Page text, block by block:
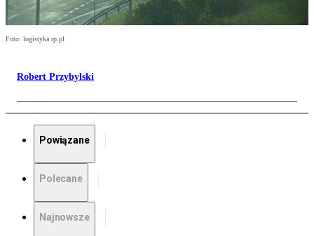
Foto: logistyka.rp.pl
Robert Przybylski
Powiązane
Polecane
Najnowsze